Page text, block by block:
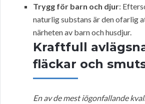
Trygg för barn och djur:
naturlig substans är den ofarlig
närheten av barn och husdjur.
Kraftfull
fläckar och
En av de mest iögonfallande